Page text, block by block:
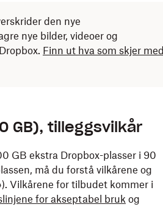
den nye
nye bilder, videoer og
Finn ut hva som skjer med
GB), tilleggsvilkår
GB ekstra Dropbox-plasser i 90
må du forstå vilkårene og
Vilkårene for tilbudet kommer i
for akseptabel bruk og